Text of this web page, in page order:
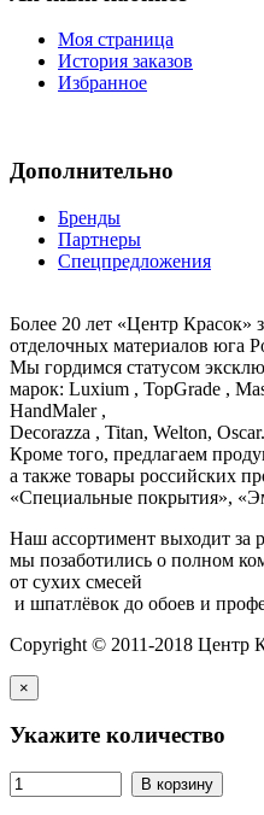
Моя страница
История заказов
Избранное
Дополнительно
Бренды
Партнеры
Спецпредложения
Более 20 лет «Центр Красок»
отделочных материалов юга
Мы гордимся статусом
марок: Luxium , TopGrade ,
HandMaler ,
Decorazza , Titan, Welton, Oscar.
Кроме того, предлагаем
а также товары российских
«Специальные покрытия»,
Наш ассортимент выходит за
мы позаботились о полном
от сухих смесей
и шпатлёвок до обоев и
Copyright © 2011-2018 Центр
×
Укажите количество
В корзину